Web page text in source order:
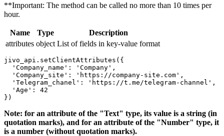
**Important: The method can be called no more than 10 times per
hour.
Name Type
Description
attributes object List of fields in key-value format
jivo_api.setClientAttributes({
  'Company_name': 'Company',
  'Company_site': 'https://company-site.com',
  'Telegram_chanel': 'https://t.me/telegram-channel',
  'Age': 42
Note: for an attribute of the "Text" type, its value is a string (in
quotation marks), and for an attribute of the "Number" type, it
is a number (without quotation marks).